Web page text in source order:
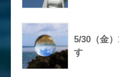
5/30（金
す